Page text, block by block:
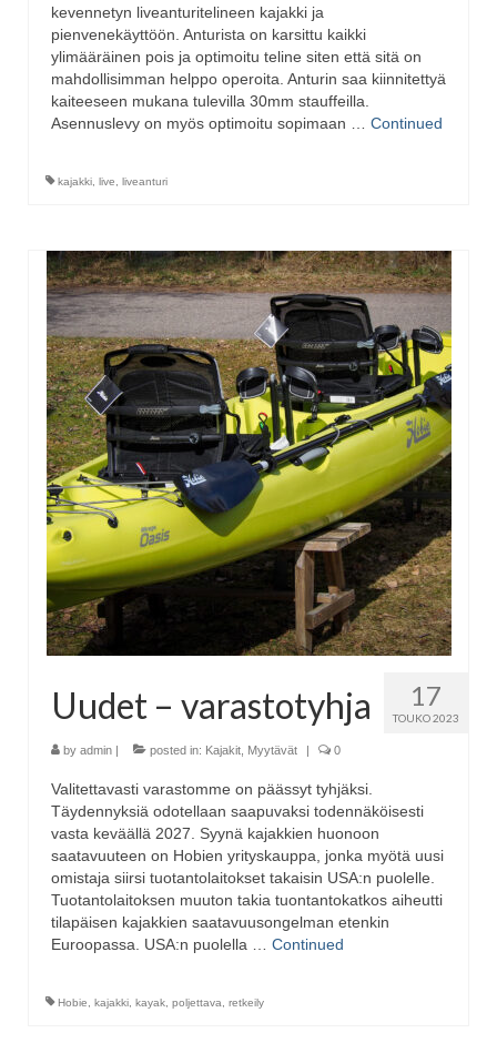
kevennetyn liveanturitelineen kajakki ja
pienvenekäyttöön. Anturista on karsittu kaikki
ylimääräinen pois ja optimoitu teline siten että sitä on
mahdollisimman helppo operoita. Anturin saa kiinnitettyä
kaiteeseen mukana tulevilla 30mm stauffeilla.
Asennuslevy on myös optimoitu sopimaan … Continued
kajakki live liveanturi
17
TOUKO 2023
Uudet – varastotyhja
by admin | posted in: Kajakit Myytävät | 0
Valitettavasti varastomme on päässyt tyhjäksi.
Täydennyksiä odotellaan saapuvaksi todennäköisesti
vasta keväällä 2027. Syynä kajakkien huonoon
saatavuuteen on Hobien yrityskauppa, jonka myötä uusi
omistaja siirsi tuotantolaitokset takaisin USA:n puolelle.
Tuotantolaitoksen muuton takia tuontantokatkos aiheutti
tilapäisen kajakkien saatavuusongelman etenkin
Euroopassa. USA:n puolella … Continued
Hobie kajakki kayak poljettava retkeily